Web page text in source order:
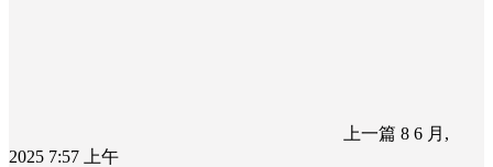
上一篇 8 6 月,
2025 7:57 上午